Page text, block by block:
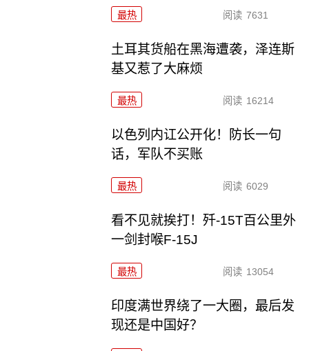
最热 阅读 7631
土耳其货船在黑海遭袭，泽连斯
基又惹了大麻烦
最热 阅读 16214
以色列内讧公开化！防长一句
话，军队不买账
最热 阅读 6029
看不见就挨打！歼-15T百公里外
一剑封喉F-15J
最热 阅读 13054
印度满世界绕了一大圈，最后发
现还是中国好？